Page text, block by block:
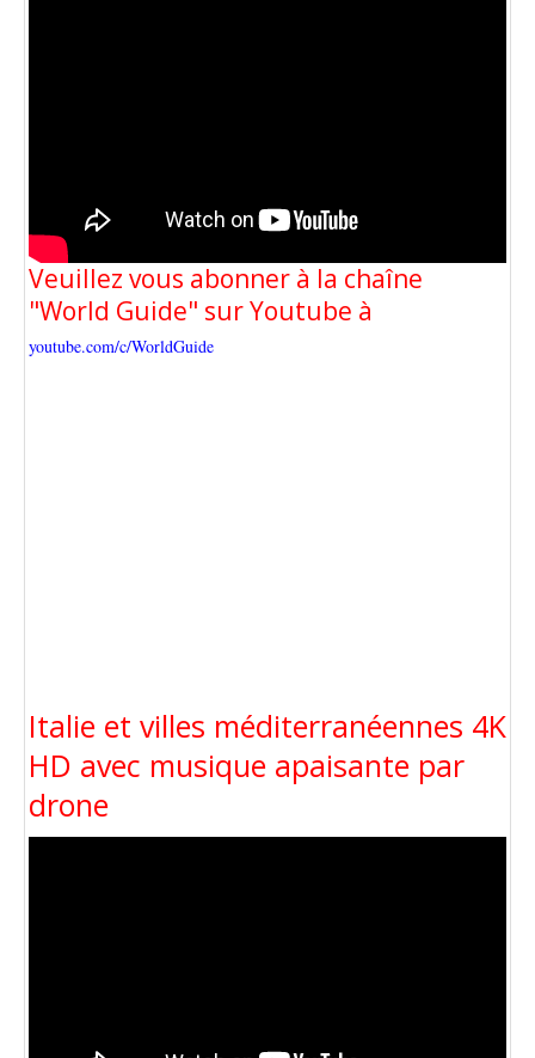
Veuillez vous abonner à la chaîne
"World Guide" sur Youtube à
youtube.com/c/WorldGuide
Italie et villes méditerranéennes 4K
HD avec musique apaisante par
drone